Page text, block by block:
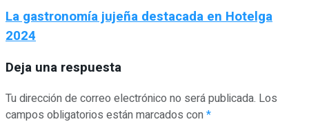
La gastronomía jujeña destacada en Hotelga
2024
Deja una respuesta
Tu dirección de correo electrónico no será publicada. Los
campos obligatorios están marcados con*